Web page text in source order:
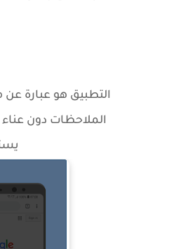
التطبيق هو عبارة
الملاحظات دون عناء